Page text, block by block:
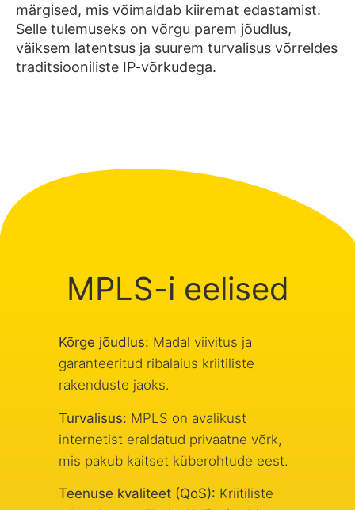
märgised, mis võimaldab kiiremat edastamist.
Selle tulemuseks on võrgu parem jõudlus,
väiksem latentsus ja suurem turvalisus võrreldes
traditsiooniliste IP-võrkudega.
MPLS-i eelised
Kõrge jõudlus: Madal viivitus ja
garanteeritud ribalaius kriitiliste
rakenduste jaoks.
Turvalisus: MPLS on avalikust
internetist eraldatud privaatne võrk,
mis pakub kaitset küberohtude eest.
Teenuse kvaliteet (QoS): Kriitiliste